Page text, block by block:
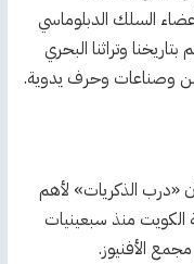
السلك الدبلوماسي
بتاريخنا ‏وتراثنا البحري
وصناعات وحرف يدوية.
«درب الذكريات» لأهم
الكويت منذ سبعينيات
الأفنيوز.‏